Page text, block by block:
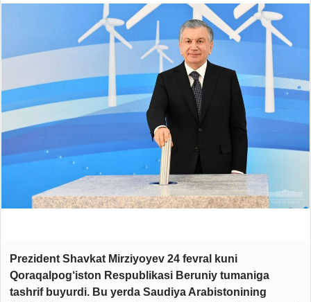
Prezident Shavkat Mirziyoyev 24 fevral kuni
Qoraqalpog‘iston Respublikasi Beruniy tumaniga
tashrif buyurdi. Bu yerda Saudiya Arabistonining